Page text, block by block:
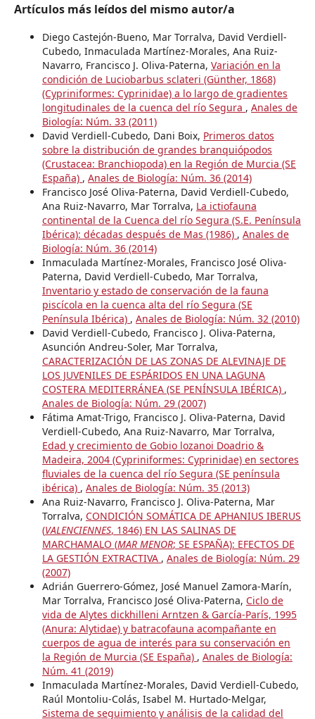
Artículos más leídos del mismo autor/a
Diego Castejón-Bueno, Mar Torralva, David Verdiell-
Cubedo, Inmaculada Martínez-Morales, Ana Ruiz-
Navarro, Francisco J. Oliva-Paterna, Variación en la
condición de Luciobarbus sclateri (Günther, 1868)
(Cypriniformes: Cyprinidae) a lo largo de gradientes
longitudinales de la cuenca del río Segura , Anales de
Biología: Núm. 33 (2011)
David Verdiell-Cubedo, Dani Boix, Primeros datos
sobre la distribución de grandes branquiópodos
(Crustacea: Branchiopoda) en la Región de Murcia (SE
España) , Anales de Biología: Núm. 36 (2014)
Francisco José Oliva-Paterna, David Verdiell-Cubedo,
Ana Ruiz-Navarro, Mar Torralva, La ictiofauna
continental de la Cuenca del río Segura (S.E. Península
Ibérica): décadas después de Mas (1986) , Anales de
Biología: Núm. 36 (2014)
Inmaculada Martínez-Morales, Francisco José Oliva-
Paterna, David Verdiell-Cubedo, Mar Torralva,
Inventario y estado de conservación de la fauna
piscícola en la cuenca alta del río Segura (SE
Península Ibérica) , Anales de Biología: Núm. 32 (2010)
David Verdiell-Cubedo, Francisco J. Oliva-Paterna,
Asunción Andreu-Soler, Mar Torralva,
CARACTERIZACIÓN DE LAS ZONAS DE ALEVINAJE DE
LOS JUVENILES DE ESPÁRIDOS EN UNA LAGUNA
COSTERA MEDITERRÁNEA (SE PENÍNSULA IBÉRICA) ,
Anales de Biología: Núm. 29 (2007)
Fátima Amat-Trigo, Francisco J. Oliva-Paterna, David
Verdiell-Cubedo, Ana Ruiz-Navarro, Mar Torralva,
Edad y crecimiento de Gobio lozanoi Doadrio &
Madeira, 2004 (Cypriniformes: Cyprinidae) en sectores
fluviales de la cuenca del río Segura (SE península
ibérica) , Anales de Biología: Núm. 35 (2013)
Ana Ruiz-Navarro, Francisco J. Oliva-Paterna, Mar
Torralva, CONDICIÓN SOMÁTICA DE APHANIUS IBERUS
(VALENCIENNES, 1846) EN LAS SALINAS DE
MARCHAMALO (MAR MENOR; SE ESPAÑA): EFECTOS DE
LA GESTIÓN EXTRACTIVA , Anales de Biología: Núm. 29
(2007)
Adrián Guerrero-Gómez, José Manuel Zamora-Marín,
Mar Torralva, Francisco José Oliva-Paterna, Ciclo de
vida de Alytes dickhilleni Arntzen & García-París, 1995
(Anura: Alytidae) y batracofauna acompañante en
cuerpos de agua de interés para su conservación en
la Región de Murcia (SE España) , Anales de Biología:
Núm. 41 (2019)
Inmaculada Martínez-Morales, David Verdiell-Cubedo,
Raúl Montoliu-Colás, Isabel M. Hurtado-Melgar,
Sistema de seguimiento y análisis de la calidad del